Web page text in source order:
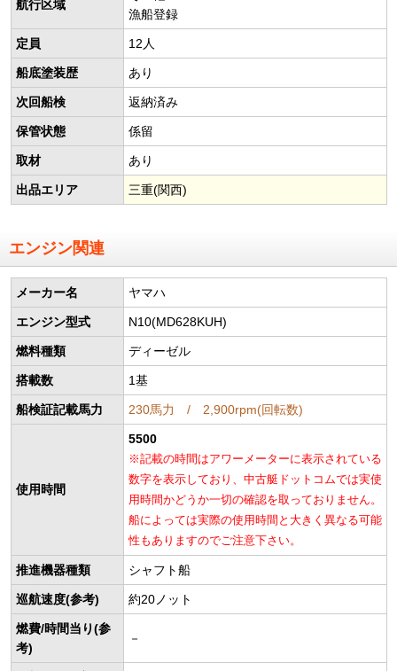
航行区域
漁船登録
定員 12人
船底塗装歴 あり
次回船検 返納済み
保管状態 係留
取材 あり
出品エリア 三重(関西)
エンジン関連
メーカー名 ヤマハ
エンジン型式 N10(MD628KUH)
燃料種類 ディーゼル
搭載数 1基
船検証記載馬力 230馬力 / 2,900rpm(回転数)
使用時間
5500
※記載の時間はアワーメーターに表示されている
数字を表示しており、中古艇ドットコムでは実使
用時間かどうか一切の確認を取っておりません。
船によっては実際の使用時間と大きく異なる可能
性もありますのでご注意下さい。
推進機器種類 シャフト船
巡航速度(参考) 約20ノット
燃費/時間当り(参
考)
－